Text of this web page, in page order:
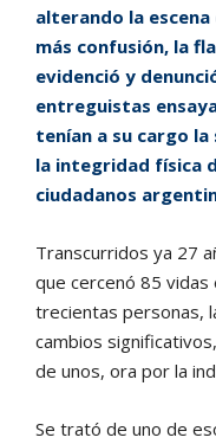
alterando la
más confusión, la
evidenció y
entreguistas
tenían a su cargo
la integridad física
ciudadanos
Transcurridos ya 27
que cercenó 85
trecientas personas,
cambios
de unos, ora por la
Se trató de uno de